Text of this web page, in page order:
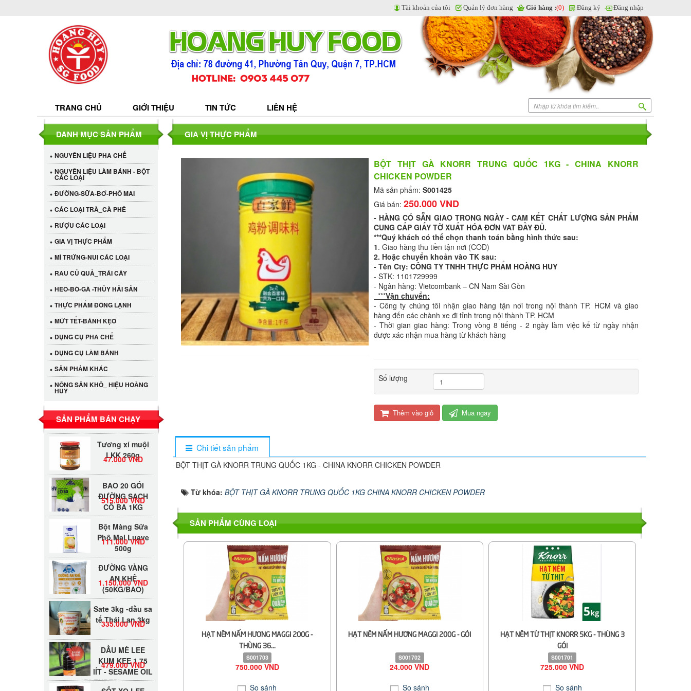
TRANG CHỦ GIỚI THIỆU TIN TỨC LIÊN HỆ
Tài khoản của tôi Quản lý đơn hàng Giỏ hàng :(0) Đăng ký Đăng nhập
GIA VỊ THỰC PHẨM
BỘT THỊT GÀ KNORR TRUNG QUỐC 1KG - CHINA KNORR
CHICKEN POWDER
Mã sản phẩm: S001425
Giá bán: 250.000 VND
- HÀNG CÓ SẴN GIAO TRONG NGÀY - CAM KẾT CHẤT LƯỢNG SẢN PHẨM
CUNG CẤP GIẤY TỜ XUẤT HÓA ĐƠN VAT ĐẦY ĐỦ.
***Quý khách có thể chọn thanh toán bằng hình thức sau:
1. Giao hàng thu tiền tận nơi (COD)
2. Hoặc chuyển khoản vào TK sau:
- Tên Cty: CÔNG TY TNHH THỰC PHẨM HOÀNG HUY
- STK: 1101729999
- Ngân hàng: Vietcombank – CN Nam Sài Gòn
***Vận chuyển:
- Công ty chúng tôi nhận giao hàng tận nơi trong nội thành TP. HCM và giao
hàng đến các chành xe đi tỉnh trong nội thành TP. HCM
- Thời gian giao hàng: Trong vòng 8 tiếng - 2 ngày làm việc kể từ ngày nhận
được xác nhận mua hàng từ khách hàng
Số lượng
Thêm vào giỏ Mua ngay
Chi tiết sản phẩm
BỘT THỊT GÀ KNORR TRUNG QUỐC 1KG - CHINA KNORR CHICKEN POWDER
Từ khóa: BỘT THỊT GÀ KNORR TRUNG QUỐC 1KG CHINA KNORR CHICKEN POWDER
SẢN PHẨM CÙNG LOẠI
HẠT NÊM NẤM HƯƠNG MAGGI 200G -
THÙNG 36...
S001703
750.000 VND
So sánh
HẠT NÊM NẤM HƯƠNG MAGGI 200G - GÓI
S001702
24.000 VND
So sánh
HẠT NÊM TỪ THỊT KNORR 5KG - THÙNG 3
GÓI
S001701
725.000 VND
So sánh
DANH MỤC SẢN PHẨM
NGUYÊN LIỆU PHA CHẾ
NGUYÊN LIỆU LÀM BÁNH - BỘT
CÁC LOẠI
ĐƯỜNG-SỮA-BƠ-PHÔ MAI
CÁC LOẠI TRÀ_CÀ PHÊ
RƯỢU CÁC LOẠI
GIA VỊ THỰC PHẨM
MÌ TRỨNG-NUI CÁC LOẠI
RAU CỦ QUẢ_TRÁI CÂY
HEO-BÒ-GÀ -THỦY HẢI SẢN
THỰC PHẨM ĐÔNG LẠNH
MỨT TẾT-BÁNH KẸO
DỤNG CỤ PHA CHẾ
DỤNG CỤ LÀM BÁNH
SẢN PHẢM KHÁC
NÔNG SẢN KHÔ_ HIỆU HOÀNG
HUY
SẢN PHẨM BÁN CHẠY
Cần Tây Đà Lạt
40.000 VND
LKK 260g
530.000 VND
Tương xí muội
LKK 260g
47.000 VND
BAO 20 GÓI
ĐƯỜNG SẠCH
CÔ BA 1KG
515.000 VND
Bột Màng Sữa
Phô Mai Luave
500g
111.000 VND
ĐƯỜNG VÀNG
AN KHÊ
(50KG/BAO)
1.150.000 VND
Sate 3kg -dầu sa
tế Thái Lan 3kg
335.000 VND
DẦU MÈ LEE
KUM KEE 1.75
lÍT - SESAME OIL
(BLENDED)
479.000 VND
SỐT XO LEE